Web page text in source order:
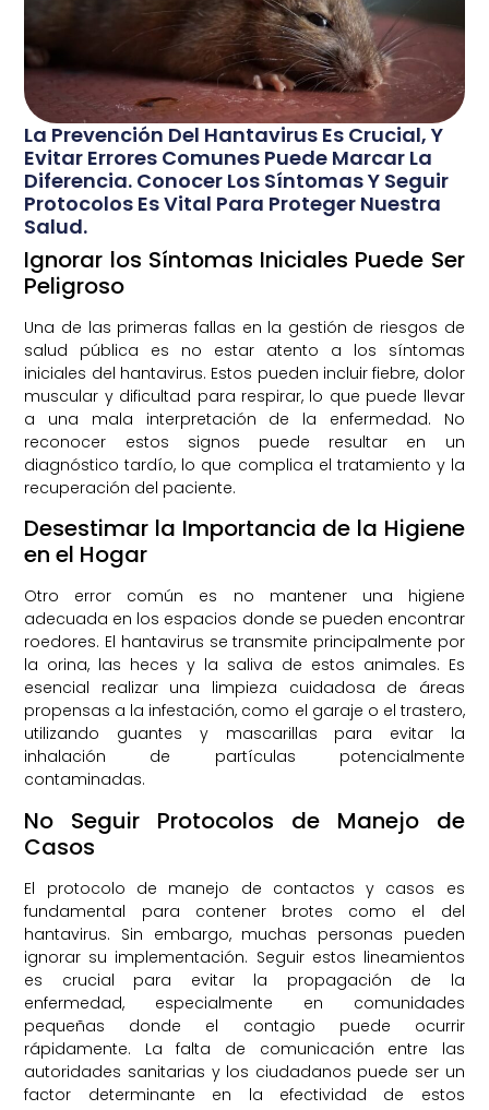
La Prevención Del Hantavirus Es Crucial, Y
Evitar Errores Comunes Puede Marcar La
Diferencia. Conocer Los Síntomas Y Seguir
Protocolos Es Vital Para Proteger Nuestra
Salud.
Ignorar los Síntomas Iniciales Puede Ser
Peligroso
Una de las primeras fallas en la gestión de riesgos de
salud pública es no estar atento a los síntomas
iniciales del hantavirus. Estos pueden incluir fiebre, dolor
muscular y dificultad para respirar, lo que puede llevar
a una mala interpretación de la enfermedad. No
reconocer estos signos puede resultar en un
diagnóstico tardío, lo que complica el tratamiento y la
recuperación del paciente.
Desestimar la Importancia de la Higiene
en el Hogar
Otro error común es no mantener una higiene
adecuada en los espacios donde se pueden encontrar
roedores. El hantavirus se transmite principalmente por
la orina, las heces y la saliva de estos animales. Es
esencial realizar una limpieza cuidadosa de áreas
propensas a la infestación, como el garaje o el trastero,
utilizando guantes y mascarillas para evitar la
inhalación de partículas potencialmente
contaminadas.
No Seguir Protocolos de Manejo de
Casos
El protocolo de manejo de contactos y casos es
fundamental para contener brotes como el del
hantavirus. Sin embargo, muchas personas pueden
ignorar su implementación. Seguir estos lineamientos
es crucial para evitar la propagación de la
enfermedad, especialmente en comunidades
pequeñas donde el contagio puede ocurrir
rápidamente. La falta de comunicación entre las
autoridades sanitarias y los ciudadanos puede ser un
factor determinante en la efectividad de estos